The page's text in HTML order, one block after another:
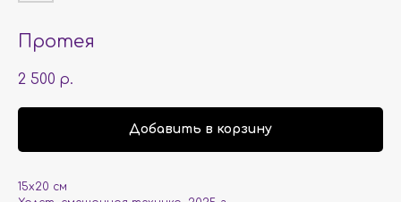
Протея
2 500 р.
Добавить в корзину
15х20 см